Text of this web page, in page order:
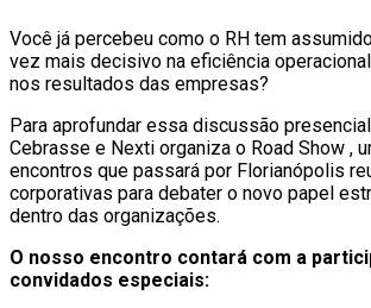
Você já percebeu como o RH tem
vez mais decisivo na eficiência
nos resultados das empresas?
Para aprofundar essa discussão
Cebrasse e Nexti organiza o Road Show ,
encontros que passará por Florianópolis
corporativas para debater o novo papel
dentro das organizações.
O nosso encontro contará com a
convidados especiais: